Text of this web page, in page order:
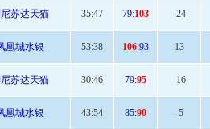
苏达天猫 35:47 79:103 -24
凰城水银 53:38 106:93 13
苏达天猫 30:46 79:95 -16
凰城水银 43:54 85:90 -5